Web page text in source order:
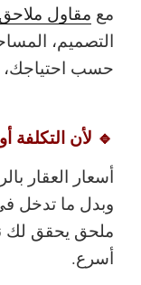
مع مقاول
التصميم،
حسب
🔹 لأن
أسعار العقار
وبدل ما تدخل
ملحق يحقق لك
أسرع.